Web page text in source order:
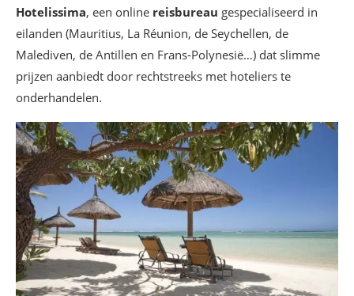
Hotelissima, een online reisbureau gespecialiseerd in
eilanden (Mauritius, La Réunion, de Seychellen, de
Malediven, de Antillen en Frans-Polynesië…) dat slimme
prijzen aanbiedt door rechtstreeks met hoteliers te
onderhandelen.